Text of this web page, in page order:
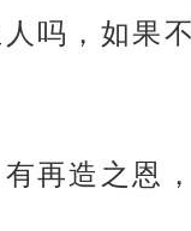
吗，如果
再造之恩